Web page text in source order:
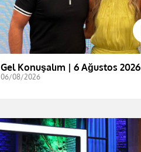
Gel Konuşalım | 6 Ağustos 2026
06/08/2026